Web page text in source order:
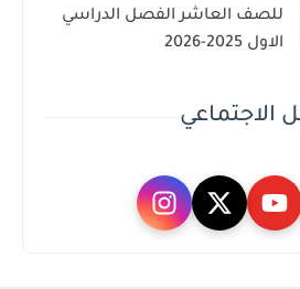
للصف العاشر الفصل الدراسي
الاول 2025-2026
الاجتماعي